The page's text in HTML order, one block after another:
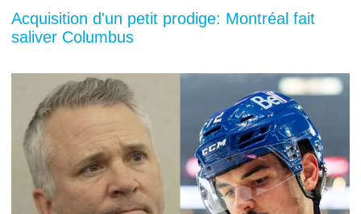
Acquisition d'un petit prodige: Montréal fait
saliver Columbus